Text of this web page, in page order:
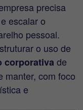
precisa
escalar o
pessoal.
o uso de
corporativa de
manter, com foco
e